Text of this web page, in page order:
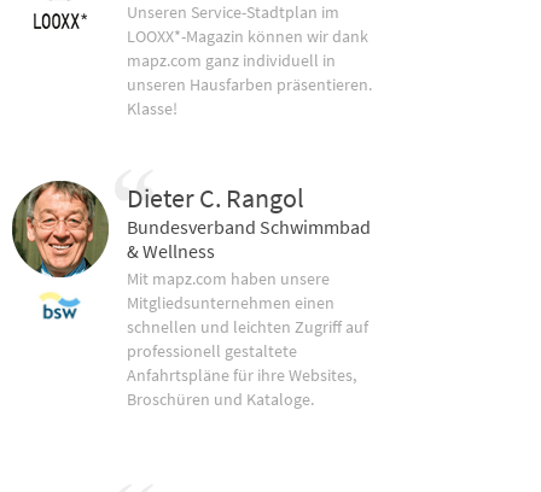
Unseren Service-Stadtplan im
LOOXX*-Magazin können wir dank
mapz.com ganz individuell in
unseren Hausfarben präsentieren.
Klasse!
Dieter C. Rangol
Bundesverband Schwimmbad
& Wellness
Mit mapz.com haben unsere
Mitgliedsunternehmen einen
schnellen und leichten Zugriff auf
professionell gestaltete
Anfahrtspläne für ihre Websites,
Broschüren und Kataloge.